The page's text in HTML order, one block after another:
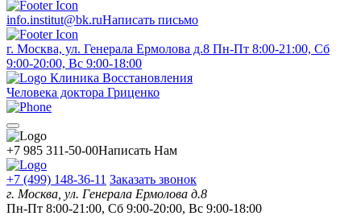
info.institut@bk.ruНаписать письмо
г. Москва, ул. Генерала Ермолова д.8 Пн-Пт 8:00-21:00, Сб
9:00-20:00, Вс 9:00-18:00
Клиника Восстановления
Человека доктора Гриценко
+7 985 311-50-00Написать Нам
+7 (499) 148-36-11 Заказать звонок
г. Москва, ул. Генерала Ермолова д.8
Пн-Пт 8:00-21:00, Сб 9:00-20:00, Вс 9:00-18:00